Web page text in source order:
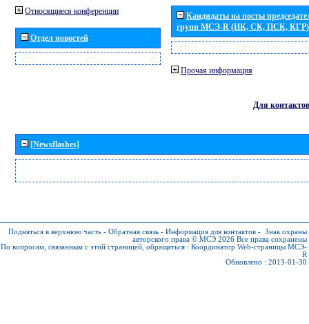
Относящиеся конференции
Отдел новостей
Кандидаты на посты
групп МСЭ-R (ИК, СК, ПСК, КГР)
Прочая информация
Для контактов
[Newsflashes]
Подняться в верхнюю часть - Обратная связь - Информация для контактов - Знак охраны
авторского права © МСЭ 2026 Все права сохранены
По вопросам, связанным с этой страницей, обращаться : Координатор Web-страницы МСЭ-
R
Обновлено : 2013-01-30